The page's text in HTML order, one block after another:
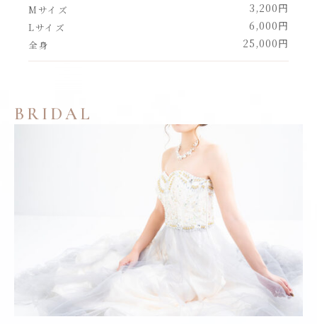
Mサイズ 3,200円
Lサイズ 6,000円
全身 25,000円
BRIDAL